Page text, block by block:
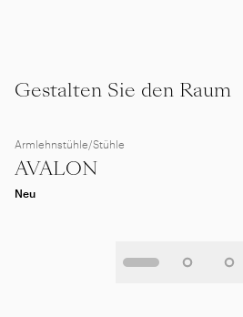
Gestalten Sie den Raum
Armlehnstühle/Stühle
AVALON
Neu